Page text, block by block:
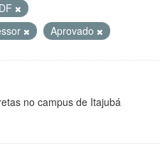
Aprovado
no campus de Itajubá